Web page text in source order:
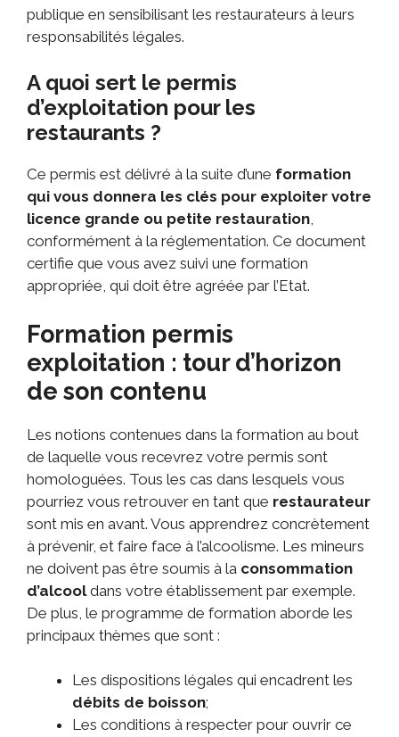
publique en sensibilisant les restaurateurs à leurs
responsabilités légales.
A quoi sert le permis
d’exploitation pour les
restaurants ?
Ce permis est délivré à la suite d’une formation
qui vous donnera les clés pour exploiter votre
licence grande ou petite restauration,
conformément à la réglementation. Ce document
certifie que vous avez suivi une formation
appropriée, qui doit être agréée par l’Etat.
Formation permis
exploitation : tour d’horizon
de son contenu
Les notions contenues dans la formation au bout
de laquelle vous recevrez votre permis sont
homologuées. Tous les cas dans lesquels vous
pourriez vous retrouver en tant que restaurateur
sont mis en avant. Vous apprendrez concrètement
à prévenir, et faire face à l’alcoolisme. Les mineurs
ne doivent pas être soumis à la consommation
d’alcooldans votre établissement par exemple.
De plus, le programme de formation aborde les
principaux thèmes que sont :
Les dispositions légales qui encadrent les
débits de boisson;
Les conditions à respecter pour ouvrir ce